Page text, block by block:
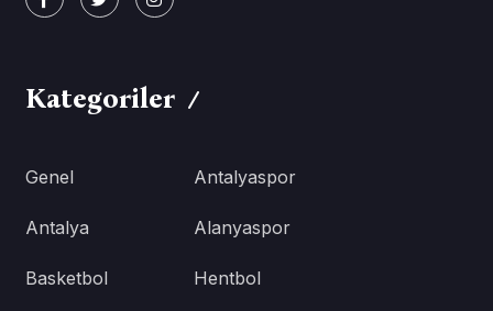
Kategoriler
Genel Antalyaspor
Antalya Alanyaspor
Basketbol Hentbol